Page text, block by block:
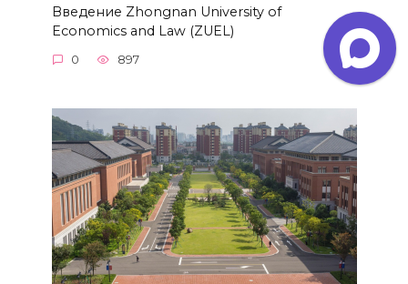
Введение Zhongnan University of
Economics and Law (ZUEL)
0 897